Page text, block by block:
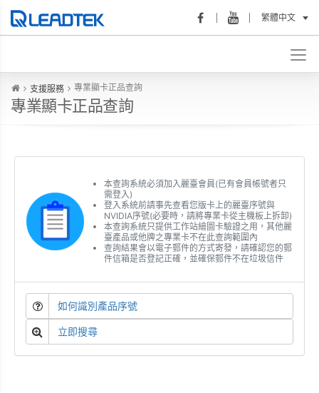
繁體中文
支援服務 專業顯卡正品查詢
專業顯卡正品查詢
本查詢系統必須加入麗臺會員(已有會員帳號者只
需登入)
登入系統前請事先查看您版卡上的麗臺序號與
NVIDIA序號(必要時，請將專業卡從主機板上拆卸)
本查詢系統只提供工作站繪圖卡驗證之用，其他麗
臺產品或他牌之專業卡不在此查詢範圍內
查詢結果會以電子郵件的方式寄發，請確認您的郵
件信箱是否登記正確，並確保郵件不在垃圾信件
如何識別產品序號
立即搜尋